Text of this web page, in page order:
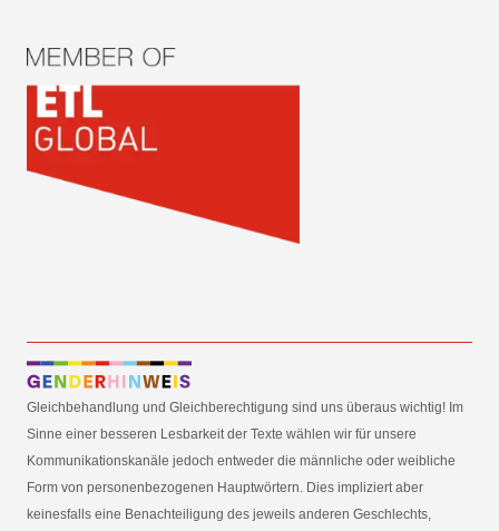
Gleichbehandlung und Gleichberechtigung sind uns überaus wichtig! Im
Sinne einer besseren Lesbarkeit der Texte wählen wir für unsere
Kommunikationskanäle jedoch entweder die männliche oder weibliche
Form von personenbezogenen Hauptwörtern. Dies impliziert aber
keinesfalls eine Benachteiligung des jeweils anderen Geschlechts,